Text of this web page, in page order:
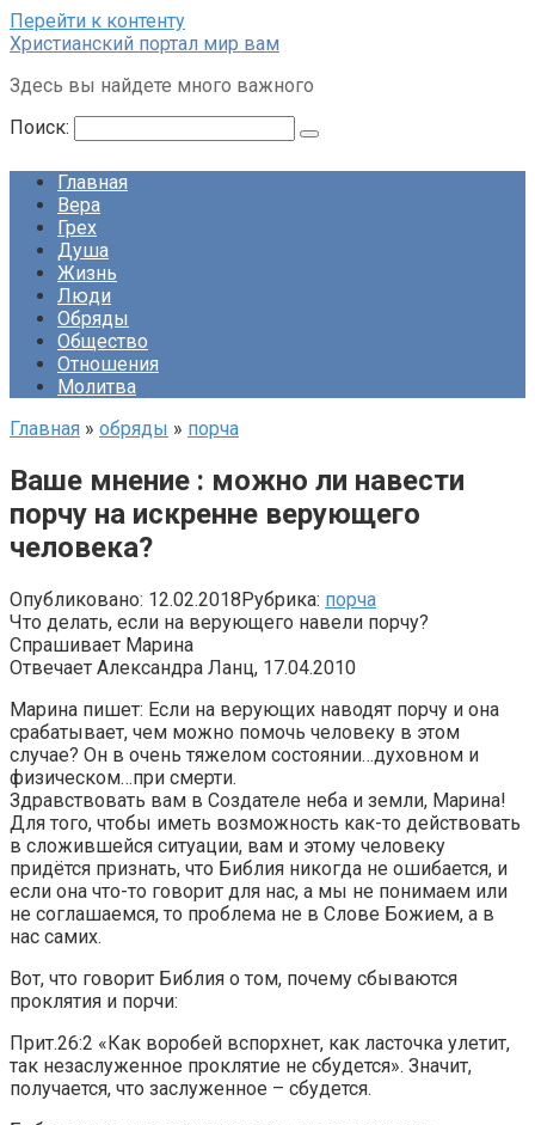
Перейти к контенту
Христианский портал мир вам
Здесь вы найдете много важного
Поиск:
Главная
Вера
Грех
Душа
Жизнь
Люди
Обряды
Общество
Отношения
Молитва
Главная » обряды » порча
Ваше мнение : можно ли навести
порчу на искренне верующего
человека?
Опубликовано: 12.02.2018Рубрика: порча
Что делать, если на верующего навели порчу?
Спрашивает Марина
Отвечает Александра Ланц, 17.04.2010
Марина пишет: Если на верующих наводят порчу и она
срабатывает, чем можно помочь человеку в этом
случае? Он в очень тяжелом состоянии…духовном и
физическом…при смерти.
Здравствовать вам в Создателе неба и земли, Марина!
Для того, чтобы иметь возможность как-то действовать
в сложившейся ситуации, вам и этому человеку
придётся признать, что Библия никогда не ошибается, и
если она что-то говорит для нас, а мы не понимаем или
не соглашаемся, то проблема не в Слове Божием, а в
нас самих.
Вот, что говорит Библия о том, почему сбываются
проклятия и порчи:
Прит.26:2 «Как воробей вспорхнет, как ласточка улетит,
так незаслуженное проклятие не сбудется». Значит,
получается, что заслуженное – сбудется.